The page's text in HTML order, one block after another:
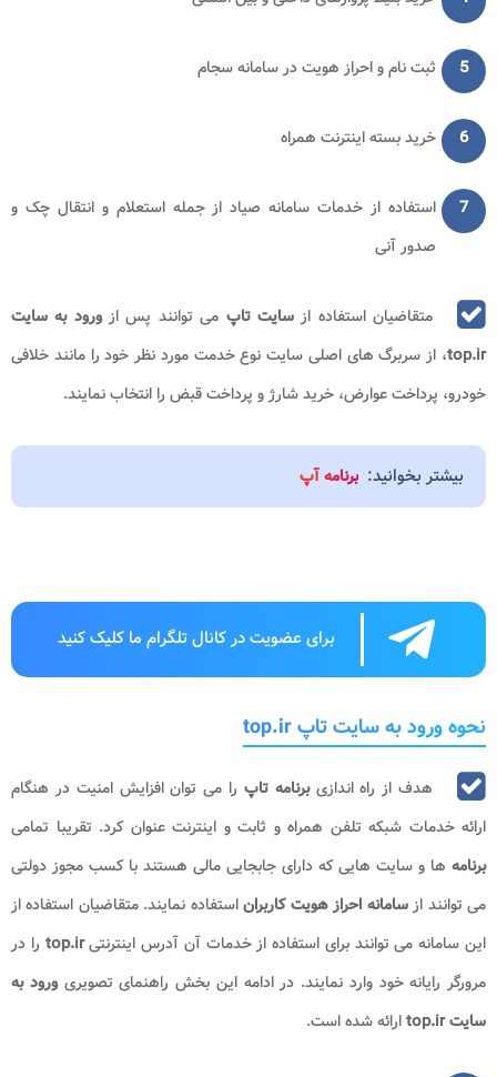
5 ثبت نام و احراز هویت در سامانه سجام
6 خرید بسته اینترنت همراه
7
استفاده از خدمات سامانه صیاد از جمله استعلام و انتقال چک و
صدور آنی
متقاضیان استفاده ازسایت تاپ می توانند پس ازورود به سایت
top.ir، از سربرگ های اصلی سایت نوع خدمت مورد نظر خود را مانند خلافی
خودرو، پرداخت عوارض، خرید شارژ و پرداخت قبض را انتخاب نمایند.
بیشتر بخوانید: برنامه آپ
برای عضویت در کانال تلگرام ما کلیک کنید
نحوه ورود به سایت تاپ top.ir
هدف از راه اندازیبرنامه تاپ را می توان افزایش امنیت در هنگام
ارائه خدمات شبکه تلفن همراه و ثابت و اینترنت عنوان کرد. تقریبا تمامی
برنامه ها و سایت هایی که دارای جابجایی مالی هستند با کسب مجوز دولتی
می توانند ازسامانه احراز هویت کاربراناستفاده نمایند. متقاضیان استفاده از
این سامانه می توانند برای استفاده از خدمات آن آدرس اینترنتیtop.ir را در
مرورگر رایانه خود وارد نمایند. در ادامه این بخش راهنمای تصویریورود به
سایتtop.irارائه شده است.